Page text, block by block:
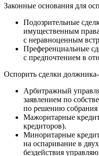
Законные основания для
Подозрительные
имущественным
с неравноценным
Преференциальные
с предпочтением в
Оспорить сделки
Арбитражный
заявлением по
по решению собрания
Мажоритарные
кредиторов).
Миноритарные
на оспаривание в
бездействия